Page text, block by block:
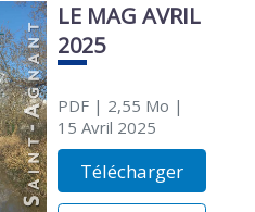
LE MAG AVRIL
2025
PDF| 2,55 Mo |
15 Avril 2025
Télécharger